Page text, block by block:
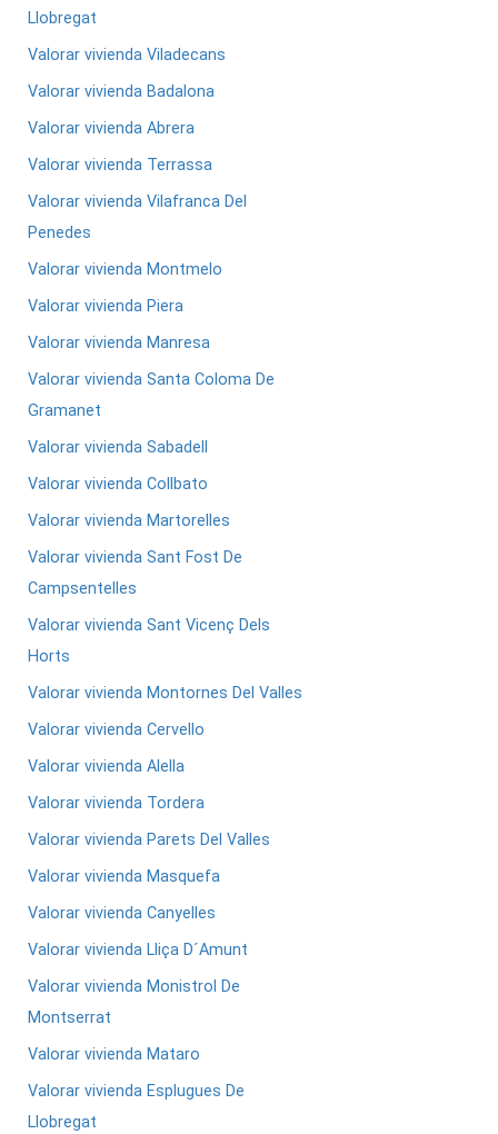
Llobregat
Valorar vivienda Viladecans
Valorar vivienda Badalona
Valorar vivienda Abrera
Valorar vivienda Terrassa
Valorar vivienda Vilafranca Del
Penedes
Valorar vivienda Montmelo
Valorar vivienda Piera
Valorar vivienda Manresa
Valorar vivienda Santa Coloma De
Gramanet
Valorar vivienda Sabadell
Valorar vivienda Collbato
Valorar vivienda Martorelles
Valorar vivienda Sant Fost De
Campsentelles
Valorar vivienda Sant Vicenç Dels
Horts
Valorar vivienda Montornes Del Valles
Valorar vivienda Cervello
Valorar vivienda Alella
Valorar vivienda Tordera
Valorar vivienda Parets Del Valles
Valorar vivienda Masquefa
Valorar vivienda Canyelles
Valorar vivienda Lliça D´Amunt
Valorar vivienda Monistrol De
Montserrat
Valorar vivienda Mataro
Valorar vivienda Esplugues De
Llobregat